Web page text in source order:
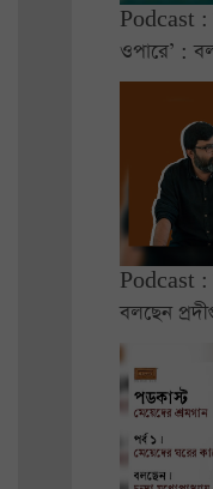
Podcast :
ওপারে’ :
Podcast :
বলছেন